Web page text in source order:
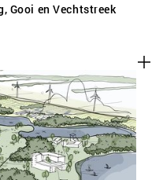
Gooi en Vechtstreek